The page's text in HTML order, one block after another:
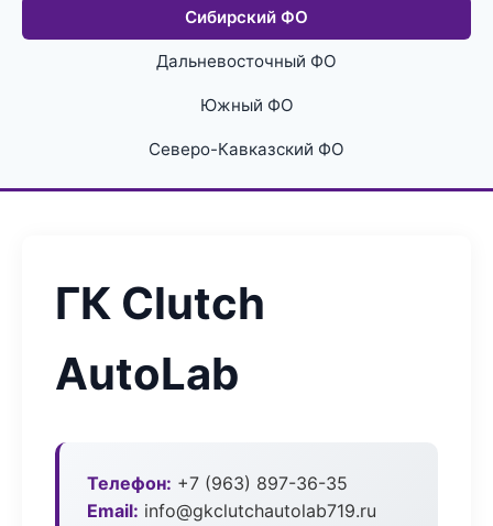
Сибирский ФО
Дальневосточный ФО
Южный ФО
Северо-Кавказский ФО
ГК Clutch
AutoLab
Телефон: +7 (963) 897-36-35
Email: info@gkclutchautolab719.ru